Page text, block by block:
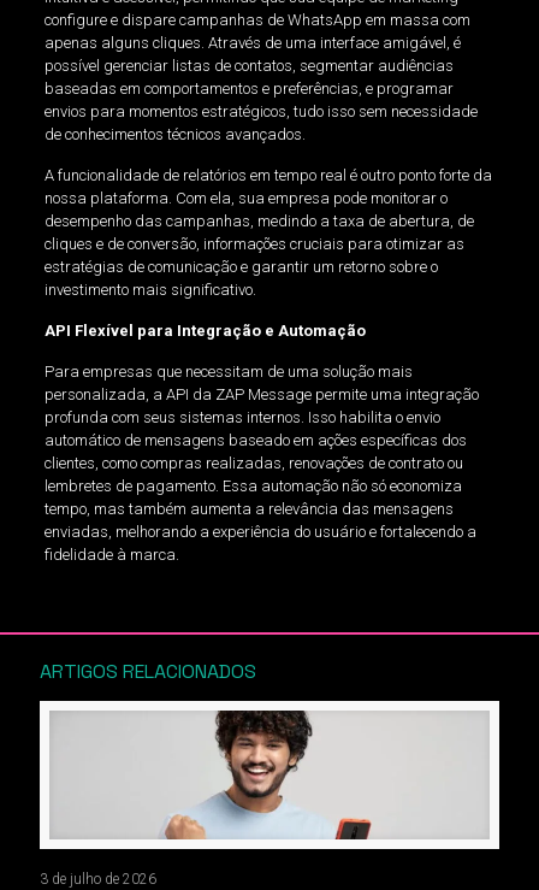
configure e dispare campanhas de WhatsApp em massa com
apenas alguns cliques. Através de uma interface amigável, é
possível gerenciar listas de contatos, segmentar audiências
baseadas em comportamentos e preferências, e programar
envios para momentos estratégicos, tudo isso sem necessidade
de conhecimentos técnicos avançados.
A funcionalidade de relatórios em tempo real é outro ponto forte da
nossa plataforma. Com ela, sua empresa pode monitorar o
desempenho das campanhas, medindo a taxa de abertura, de
cliques e de conversão, informações cruciais para otimizar as
estratégias de comunicação e garantir um retorno sobre o
investimento mais significativo.
API Flexível para Integração e Automação
Para empresas que necessitam de uma solução mais
personalizada, a API da ZAP Message permite uma integração
profunda com seus sistemas internos. Isso habilita o envio
automático de mensagens baseado em ações específicas dos
clientes, como compras realizadas, renovações de contrato ou
lembretes de pagamento. Essa automação não só economiza
tempo, mas também aumenta a relevância das mensagens
enviadas, melhorando a experiência do usuário e fortalecendo a
fidelidade à marca.
ARTIGOS RELACIONADOS
3 de julho de 2026